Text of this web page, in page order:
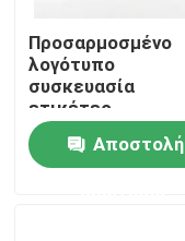
Σπίτι
Προϊόντα
Προσαρμοσμένο
λογότυπο
συσκευασία
ετικέτες
αυτοκόλλητα Ματ
επιφάνεια
Τελειωμένο
Αποστολή